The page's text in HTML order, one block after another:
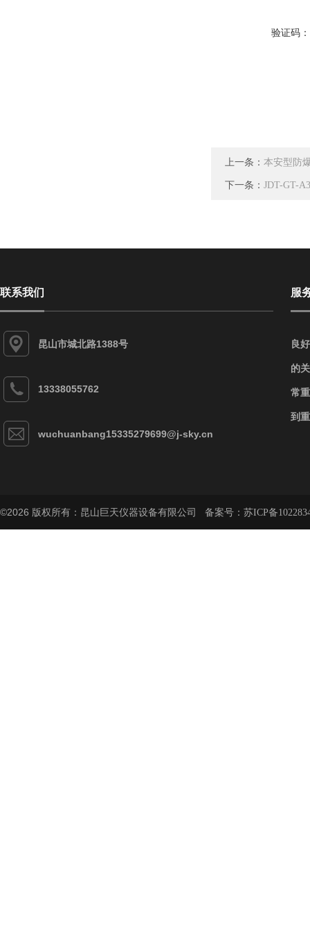
验证码：
上一条： 本安型防
下一条： JDT-GT-
联系我们
昆山市城北路1388号
13338055762
wuchuanbang15335279699@j-sky.cn
服
良
的
常
到
©2026 版权所有：昆山巨天仪器设备有限公司 备案号： 苏ICP备